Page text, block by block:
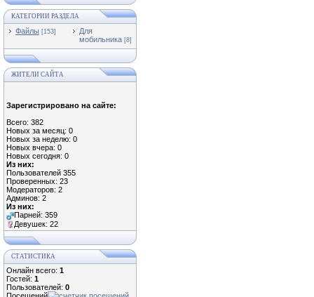
КАТЕГОРИИ РАЗДЕЛА
Файлы [153]
Для
мобильника [8]
ЖИТЕЛИ САЙТА
Зарегистрировано на сайте:
Всего: 382
Новых за месяц: 0
Новых за неделю: 0
Новых вчера: 0
Новых сегодня: 0
Из них:
Пользователей 355
Проверенных: 23
Модераторов: 2
Админов: 2
Из них:
Парней: 359
Девушек: 22
СТАТИСТИКА
Онлайн всего: 1
Гостей: 1
Пользователей: 0